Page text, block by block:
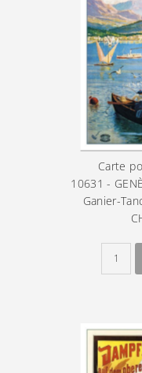
Carte
10631 -
Ganier-